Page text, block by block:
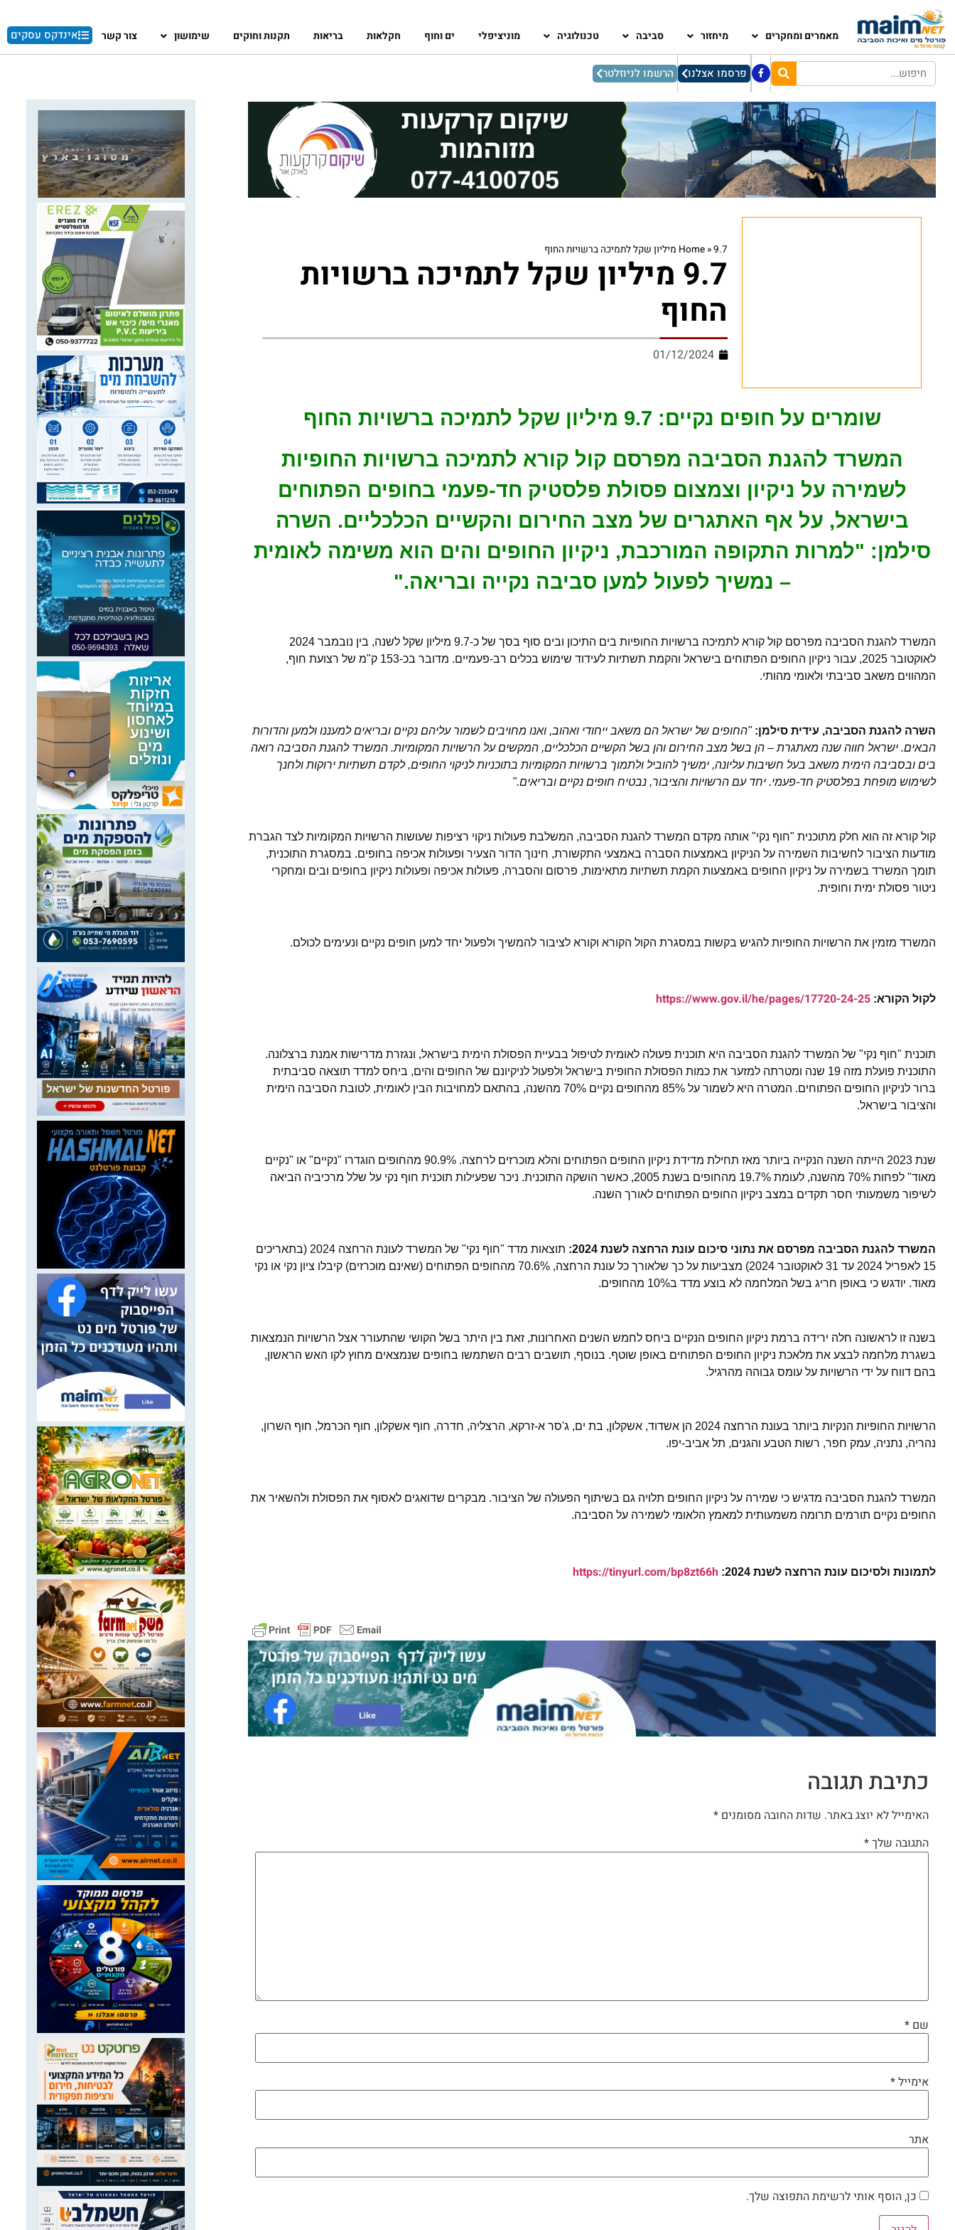
מאמרים ומחקרים מיחזור סביבה טכנולוגיה מוניציפלי ים וחוף חקלאות בריאות תקנות וחוקים שימושון צור קשר אינדקס עסקים
פרסמו אצלנו הרשמו לניוזלטר
Home»9.7 מיליון שקל לתמיכה ברשויות החוף
9.7 מיליון שקל לתמיכה ברשויות
החוף
01/12/2024
שומרים על חופים נקיים: 9.7 מיליון שקל לתמיכה ברשויות החוף
המשרד להגנת הסביבה מפרסם קול קורא לתמיכה ברשויות החופיות
לשמירה על ניקיון וצמצום פסולת פלסטיק חד-פעמי בחופים הפתוחים
בישראל, על אף האתגרים של מצב החירום והקשיים הכלכליים. השרה
סילמן: "למרות התקופה המורכבת, ניקיון החופים והים הוא משימה לאומית
– נמשיך לפעול למען סביבה נקייה ובריאה."
המשרד להגנת הסביבה מפרסם קול קורא לתמיכה ברשויות החופיות בים התיכון ובים סוף בסך של כ-9.7 מיליון שקל לשנה, בין נובמבר 2024
לאוקטובר 2025, עבור ניקיון החופים הפתוחים בישראל והקמת תשתיות לעידוד שימוש בכלים רב-פעמיים. מדובר בכ-153 ק"מ של רצועת חוף,
המהווים משאב סביבתי ולאומי מהותי.
השרה להגנת הסביבה, עידית סילמן: "החופים של ישראל הם משאב ייחודי ואהוב, ואנו מחויבים לשמור עליהם נקיים ובריאים למעננו ולמען והדורות
הבאים. ישראל חווה שנה מאתגרת – הן בשל מצב החירום והן בשל הקשיים הכלכליים, המקשים על הרשויות המקומיות. המשרד להגנת הסביבה רואה
בים ובסביבה הימית משאב בעל חשיבות עליונה, ימשיך להוביל ולתמוך ברשויות המקומיות בתוכניות לניקוי החופים, לקדם תשתיות ירוקות ולחנך
לשימוש מופחת בפלסטיק חד-פעמי. יחד עם הרשויות והציבור, נבטיח חופים נקיים ובריאים."
קול קורא זה הוא חלק מתוכנית "חוף נקי" אותה מקדם המשרד להגנת הסביבה, המשלבת פעולות ניקוי רציפות שעושות הרשויות המקומיות לצד הגברת
מודעות הציבור לחשיבות השמירה על הניקיון באמצעות הסברה באמצעי התקשורת, חינוך הדור הצעיר ופעולות אכיפה בחופים. במסגרת התוכנית,
תומך המשרד בשמירה על ניקיון החופים באמצעות הקמת תשתיות מתאימות, פרסום והסברה, פעולות אכיפה ופעולות ניקיון בחופים ובים ומחקרי
ניטור פסולת ימית וחופית.
המשרד מזמין את הרשויות החופיות להגיש בקשות במסגרת הקול הקורא וקורא לציבור להמשיך ולפעול יחד למען חופים נקיים ונעימים לכולם.
לקול הקורא: https://www.gov.il/he/pages/17720-24-25
תוכנית "חוף נקי" של המשרד להגנת הסביבה היא תוכנית פעולה לאומית לטיפול בבעיית הפסולת הימית בישראל, ונגזרת מדרישות אמנת ברצלונה.
התוכנית פועלת מזה 19 שנה ומטרתה למזער את כמות הפסולת החופית בישראל ולפעול לניקיונם של החופים והים, ביחס למדד תוצאה סביבתית
ברור לניקיון החופים הפתוחים. המטרה היא לשמור על 85% מהחופים נקיים 70% מהשנה, בהתאם למחויבות הבין לאומית, לטובת הסביבה הימית
והציבור בישראל.
שנת 2023 הייתה השנה הנקייה ביותר מאז תחילת מדידת ניקיון החופים הפתוחים והלא מוכרזים לרחצה. 90.9% מהחופים הוגדרו "נקיים" או "נקיים
מאוד" לפחות 70% מהשנה, לעומת 19.7% מהחופים בשנת 2005, כאשר הושקה התוכנית. ניכר שפעילות תוכנית חוף נקי על שלל מרכיביה הביאה
לשיפור משמעותי חסר תקדים במצב ניקיון החופים הפתוחים לאורך השנה.
המשרד להגנת הסביבה מפרסם את נתוני סיכום עונת הרחצה לשנת 2024:
תוצאות מדד "חוף נקי" של המשרד לעונת הרחצה 2024 (בתאריכים
15 לאפריל 2024 עד 31 לאוקטובר 2024) מצביעות על כך שלאורך כל עונת הרחצה, 70.6% מהחופים הפתוחים (שאינם מוכרזים) קיבלו ציון נקי או נקי
מאוד. יודגש כי באופן חריג בשל המלחמה לא בוצע מדד ב10% מהחופים.
בשנה זו לראשונה חלה ירידה ברמת ניקיון החופים הנקיים ביחס לחמש השנים האחרונות, זאת בין היתר בשל הקושי שהתעורר אצל הרשויות הנמצאות
בשגרת מלחמה לבצע את מלאכת ניקיון החופים הפתוחים באופן שוטף. בנוסף, תושבים רבים השתמשו בחופים שנמצאים מחוץ לקו האש הראשון,
בהם דווח על ידי הרשויות על עומס גבוהה מהרגיל.
הרשויות החופיות הנקיות ביותר בעונת הרחצה 2024 הן אשדוד, אשקלון, בת ים, ג'סר א-זרקא, הרצליה, חדרה, חוף אשקלון, חוף הכרמל, חוף השרון,
נהריה, נתניה, עמק חפר, רשות הטבע והגנים, תל אביב-יפו.
המשרד להגנת הסביבה מדגיש כי שמירה על ניקיון החופים תלויה גם בשיתוף הפעולה של הציבור. מבקרים שדואגים לאסוף את הפסולת ולהשאיר את
החופים נקיים תורמים תרומה משמעותית למאמץ הלאומי לשמירה על הסביבה.
לתמונות ולסיכום עונת הרחצה לשנת 2024: https://tinyurl.com/bp8zt66h
כתיבת תגובה
האימייל לא יוצג באתר. שדות החובה מסומנים *
התגובה שלך*
שם *
אימייל*
אתר
כן, הוסף אותי לרשימת התפוצה שלך.